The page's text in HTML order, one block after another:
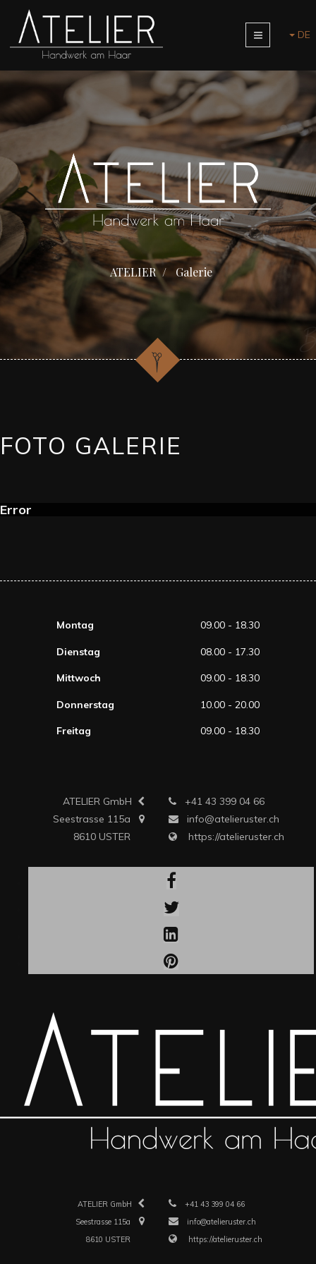
DE
ATELIER Galerie
FOTO GALERIE
Error
Montag 09.00 - 18.30
Dienstag 08.00 - 17.30
Mittwoch 09.00 - 18.30
Donnerstag 10.00 - 20.00
Freitag 09.00 - 18.30
ATELIER GmbH
Seestrasse 115a
8610 USTER
+41 43 399 04 66
info@atelieruster.ch
https://atelieruster.ch
ATELIER GmbH
Seestrasse 115a
8610 USTER
+41 43 399 04 66
info@atelieruster.ch
https://atelieruster.ch